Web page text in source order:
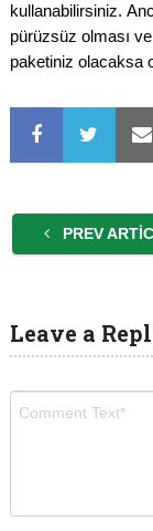
kullanabilirsiniz.
pürüzsüz olması
paketiniz olacaksa
PREV
Leave a